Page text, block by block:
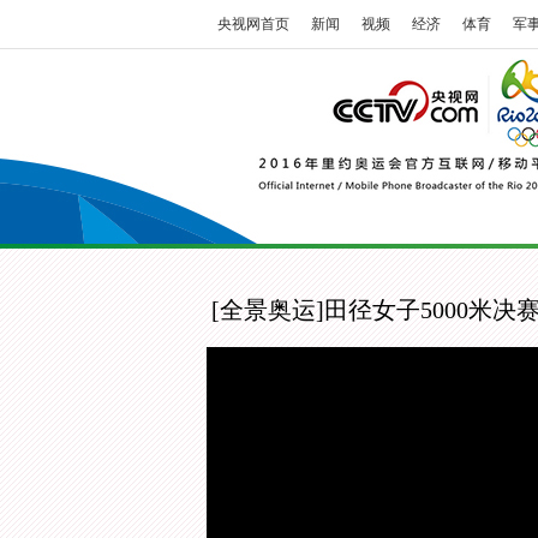
央视网首页 新闻 视频 经济 体育 军
[全景奥运]田径女子5000米决